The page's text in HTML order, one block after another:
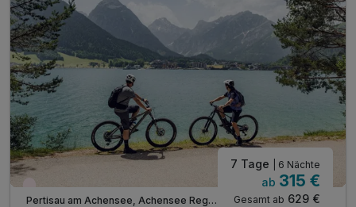
Tipp: Wanderung zum Bucher Wasserfall
Tipp: Hängebrückenrunde (Weer/ Kolsass)
Tipp: Direkt am Karwendel-Naturschutzgebiet
ACHTUNG: Endreinigung & OT nicht inkludiert**
ACHTUNG: Aufpreis 3te & 4te Person*
Wieder frei ab September
Pertisau am Achensee, Achensee Region
7 Tage | 6 Nächte
ab 315 €
Gesamt ab 629 €